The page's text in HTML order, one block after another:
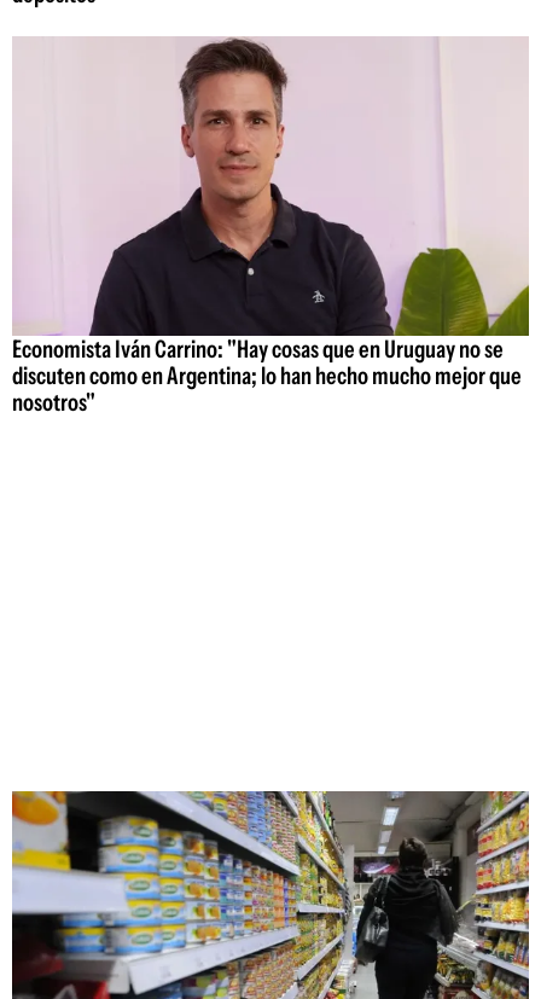
Economista Iván Carrino: "Hay cosas que en Uruguay no se
discuten como en Argentina; lo han hecho mucho mejor que
nosotros"